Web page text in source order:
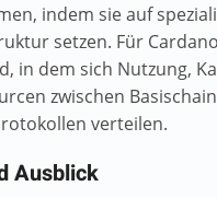
indem sie auf
setzen. Für
in dem sich Nutzung,
zwischen
verteilen.
Ausblick